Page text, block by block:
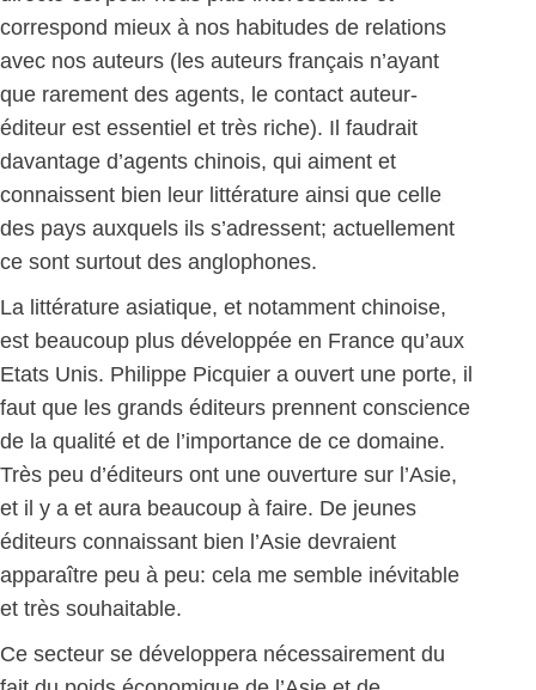
correspond mieux à nos habitudes de relations
avec nos auteurs (les auteurs français n’ayant
que rarement des agents, le contact auteur-
éditeur est essentiel et très riche). Il faudrait
davantage d’agents chinois, qui aiment et
connaissent bien leur littérature ainsi que celle
des pays auxquels ils s’adressent; actuellement
ce sont surtout des anglophones.
La littérature asiatique, et notamment chinoise,
est beaucoup plus développée en France qu’aux
Etats Unis. Philippe Picquier a ouvert une porte, il
faut que les grands éditeurs prennent conscience
de la qualité et de l’importance de ce domaine.
Très peu d’éditeurs ont une ouverture sur l’Asie,
et il y a et aura beaucoup à faire. De jeunes
éditeurs connaissant bien l’Asie devraient
apparaître peu à peu: cela me semble inévitable
et très souhaitable.
Ce secteur se développera nécessairement du